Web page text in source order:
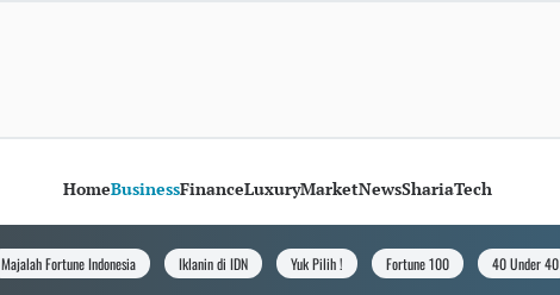
HomeBusinessFinanceLuxuryMarketNewsShariaTech
Majalah Fortune Indonesia Iklanin di IDN Yuk Pilih ! Fortune 100 40 Under 40